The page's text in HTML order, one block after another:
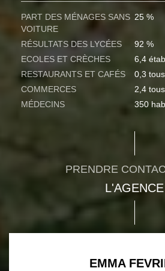
PART DES MÉNAGES SANS
VOITURE
25 %
RÉSULTATS DES LYCÉES
92 %
ECOLES ET CRÈCHES
6,4
RESTAURANTS ET CAFÉS
0,3
COMMERCES
2,4
MÉDECINS
350
PRENDRE
L'AGENCE
EMMA